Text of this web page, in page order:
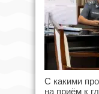
С какими
на приём к